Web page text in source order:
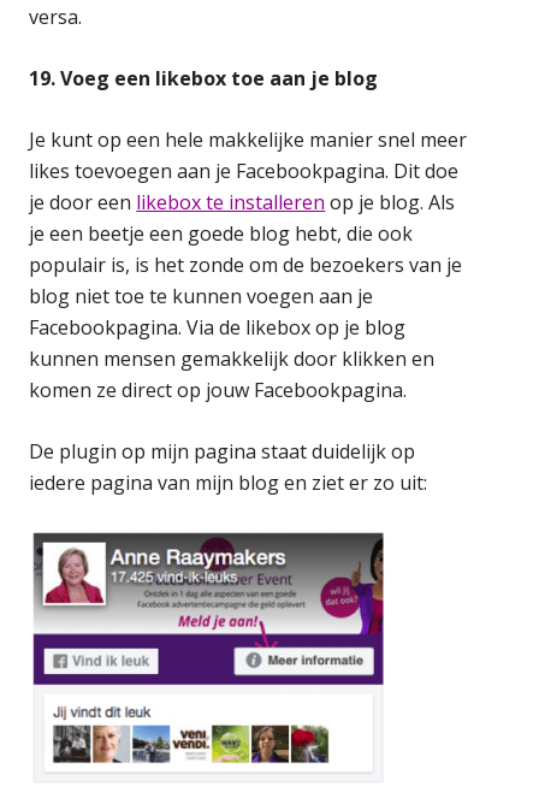
versa.
19. Voeg een likebox toe aan je blog
Je kunt op een hele makkelijke manier snel meer
likes toevoegen aan je Facebookpagina. Dit doe
je door een likebox te installeren op je blog. Als
je een beetje een goede blog hebt, die ook
populair is, is het zonde om de bezoekers van je
blog niet toe te kunnen voegen aan je
Facebookpagina. Via de likebox op je blog
kunnen mensen gemakkelijk door klikken en
komen ze direct op jouw Facebookpagina.
De plugin op mijn pagina staat duidelijk op
iedere pagina van mijn blog en ziet er zo uit: